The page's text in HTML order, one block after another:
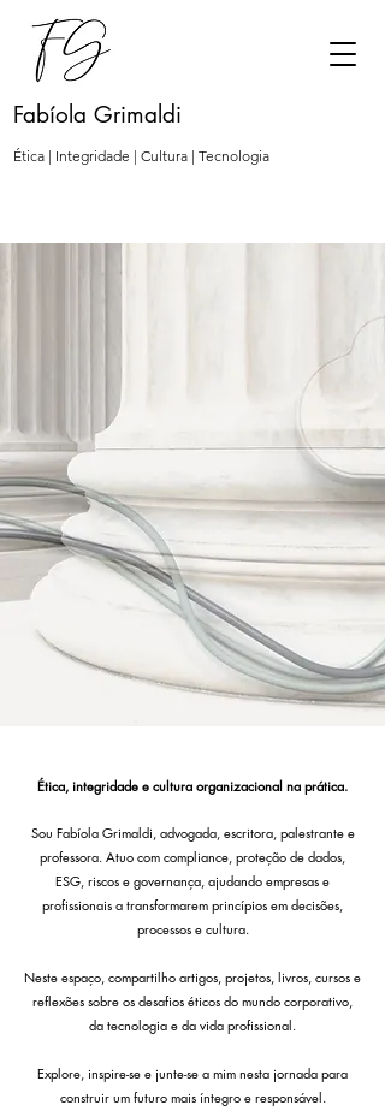
Fabíola Grimaldi
Ética | Integridade | Cultura | Tecnologia
Ética, integridade e cultura organizacional na prática.
Sou Fabíola Grimaldi, advogada, escritora, palestrante e
professora. Atuo com compliance, proteção de dados,
ESG, riscos e governança, ajudando empresas e
profissionais a transformarem princípios em decisões,
processos e cultura.
Neste espaço, compartilho artigos, projetos, livros, cursos e
reflexões sobre os desafios éticos do mundo corporativo,
da tecnologia e da vida profissional.
Explore, inspire-se e junte-se a mim nesta jornada para
construir um futuro mais íntegro e responsável.